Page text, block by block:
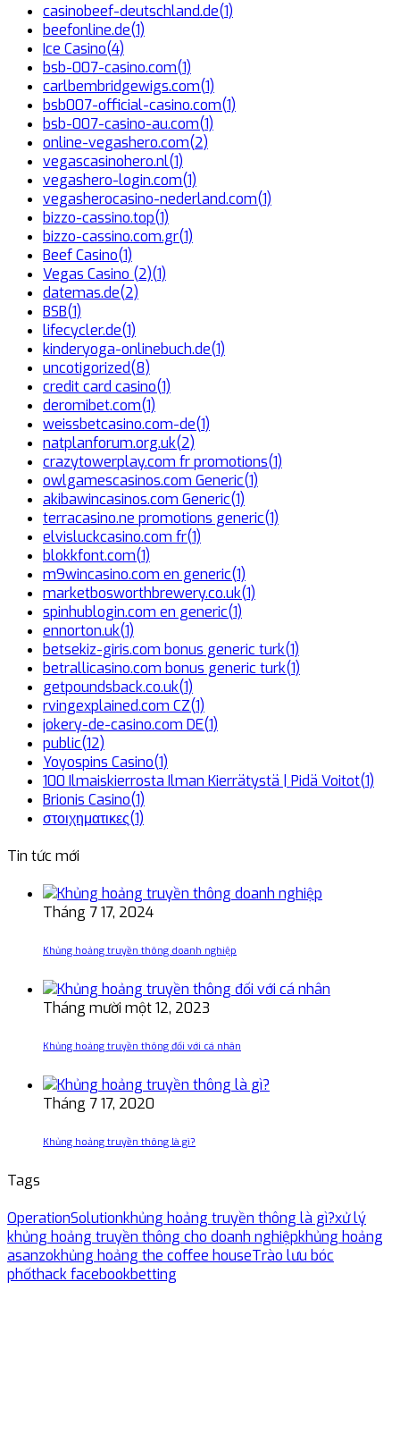
casinobeef-deutschland.de(1)
beefonline.de(1)
Ice Casino(4)
bsb-007-casino.com(1)
carlbembridgewigs.com(1)
bsb007-official-casino.com(1)
bsb-007-casino-au.com(1)
online-vegashero.com(2)
vegascasinohero.nl(1)
vegashero-login.com(1)
vegasherocasino-nederland.com(1)
bizzo-cassino.top(1)
bizzo-cassino.com.gr(1)
Beef Casino(1)
Vegas Casino (2)(1)
datemas.de(2)
BSB(1)
lifecycler.de(1)
kinderyoga-onlinebuch.de(1)
uncotigorized(8)
credit card casino(1)
deromibet.com(1)
weissbetcasino.com-de(1)
natplanforum.org.uk(2)
crazytowerplay.com fr promotions(1)
owlgamescasinos.com Generic(1)
akibawincasinos.com Generic(1)
terracasino.ne promotions generic(1)
elvisluckcasino.com fr(1)
blokkfont.com(1)
m9wincasino.com en generic(1)
marketbosworthbrewery.co.uk(1)
spinhublogin.com en generic(1)
ennorton.uk(1)
betsekiz-giris.com bonus generic turk(1)
betrallicasino.com bonus generic turk(1)
getpoundsback.co.uk(1)
rvingexplained.com CZ(1)
jokery-de-casino.com DE(1)
public(12)
Yoyospins Casino(1)
100 Ilmaiskierrosta Ilman Kierrätystä | Pidä Voitot(1)
Brionis Casino(1)
στοιχηματικες(1)
Tin tức mới
Tháng 7 17, 2024
Khủng hoảng truyền thông doanh nghiệp
Tháng mười một 12, 2023
Khủng hoảng truyền thông đối với cá nhân
Tháng 7 17, 2020
Khủng hoảng truyền thông là gì?
Tags
OperationSolutionkhủng hoảng truyền thông là gì?xử lý
khủng hoảng truyền thông cho doanh nghiệpkhủng hoảng
asanzokhủng hoảng the coffee houseTrào lưu bóc
phốthack facebookbetting